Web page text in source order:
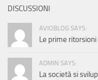
DISCUSSIONI
AVIOBLOG SAYS:
Le prime ritorsioni
ADMIN SAYS:
La società si